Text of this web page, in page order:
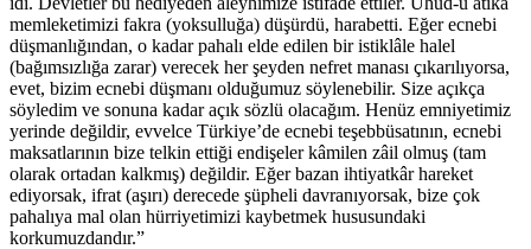
memleketimizi fakra (yoksulluğa) düşürdü, harabetti. Eğer ecnebi
düşmanlığından, o kadar pahalı elde edilen bir istiklâle halel
(bağımsızlığa zarar) verecek her şeyden nefret manası çıkarılıyorsa,
evet, bizim ecnebi düşmanı olduğumuz söylenebilir. Size açıkça
söyledim ve sonuna kadar açık sözlü olacağım. Henüz emniyetimiz
yerinde değildir, evvelce Türkiye’de ecnebi teşebbüsatının, ecnebi
maksatlarının bize telkin ettiği endişeler kâmilen zâil olmuş (tam
olarak ortadan kalkmış) değildir. Eğer bazan ihtiyatkâr hareket
ediyorsak, ifrat (aşırı) derecede şüpheli davranıyorsak, bize çok
pahalıya mal olan hürriyetimizi kaybetmek hususundaki
korkumuzdandır.”